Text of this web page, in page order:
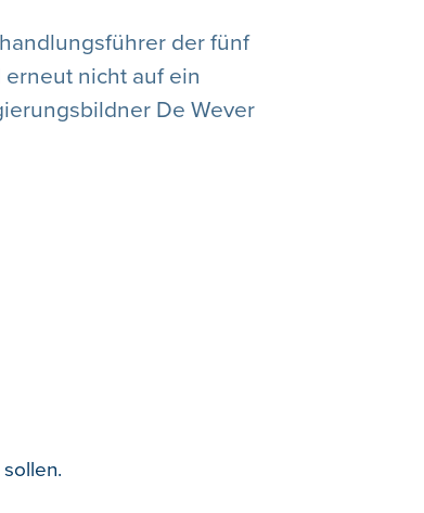
der fünf
nicht auf ein
De Wever